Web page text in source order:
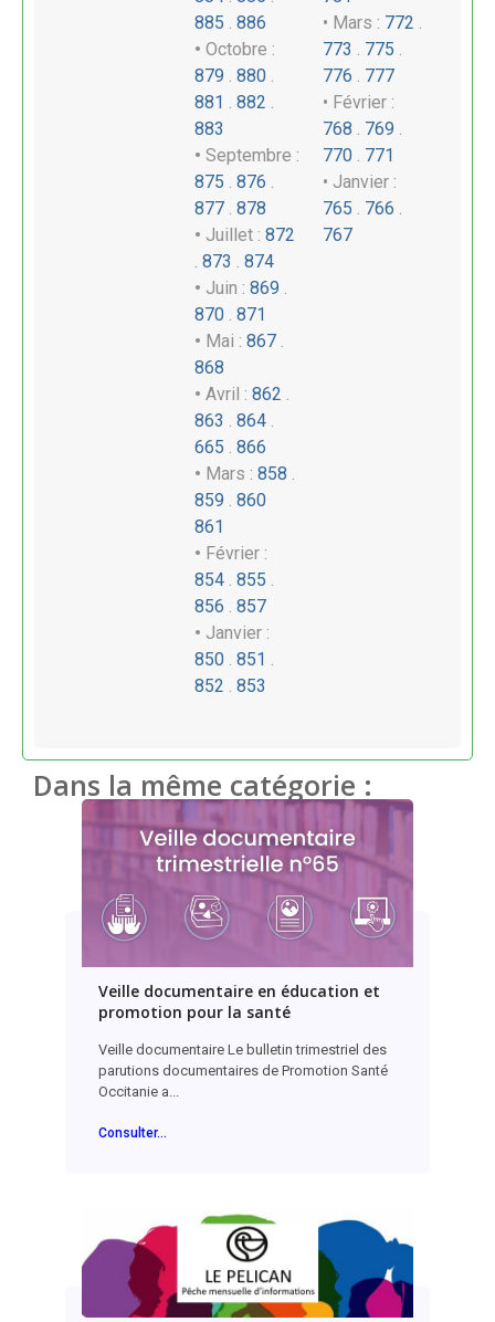
885 .886
• Octobre :
879 .880
881
.882
883
• Septembre :
875 .876
877 .878
• Juillet :872
.873 .874
• Juin :869
870 .871
• Mai :867
868
• Avril :862
863
.864
665 .866
• Mars :858
859 .860
861
• Février :
854 .855
856 .857
• Janvier :
850 .851
852 .853
• Mars : 772
773
775
776
777
• Février :
768
769
770. 771
• Janvier :
765
766
767
Dans la même catégorie :
Veille documentaire en éducation et
promotion pour la santé
Veille documentaire Le bulletin trimestriel des
parutions documentaires de Promotion Santé
Occitanie a...
Consulter...